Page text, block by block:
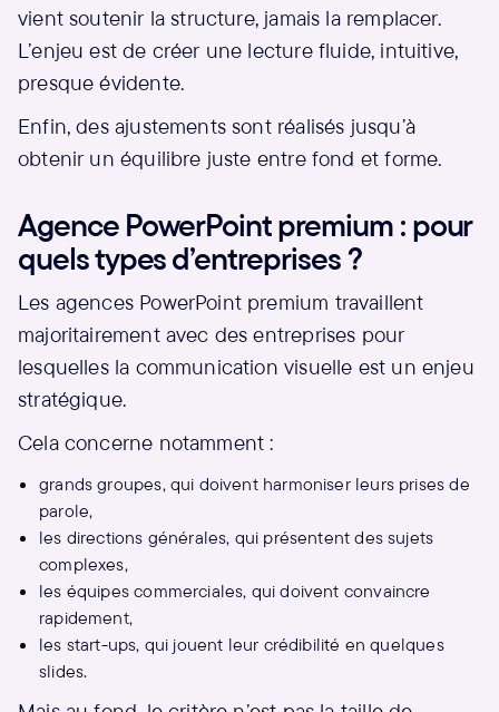
vient soutenir la structure, jamais la remplacer.
L’enjeu est de créer une lecture fluide, intuitive,
presque évidente.
Enfin, des ajustements sont réalisés jusqu’à
obtenir un équilibre juste entre fond et forme.
Agence PowerPoint premium : pour
quels types d’entreprises ?
Les agences PowerPoint premium travaillent
majoritairement avec des entreprises pour
lesquelles la communication visuelle est un enjeu
stratégique.
Cela concerne notamment :
grands groupes, qui doivent harmoniser leurs prises de
parole,
les directions générales, qui présentent des sujets
complexes,
les équipes commerciales, qui doivent convaincre
rapidement,
les start-ups, qui jouent leur crédibilité en quelques
slides.